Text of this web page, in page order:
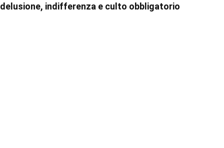
delusione, indifferenza e culto obbligatorio